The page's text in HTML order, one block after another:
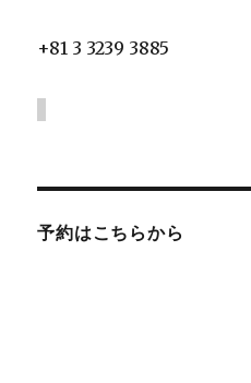
+81 3 3239 3885
予約はこちらから